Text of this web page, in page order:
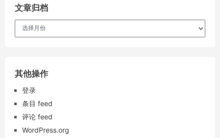
文章归档
其他操作
登录
条目 feed
评论 feed
WordPress.org